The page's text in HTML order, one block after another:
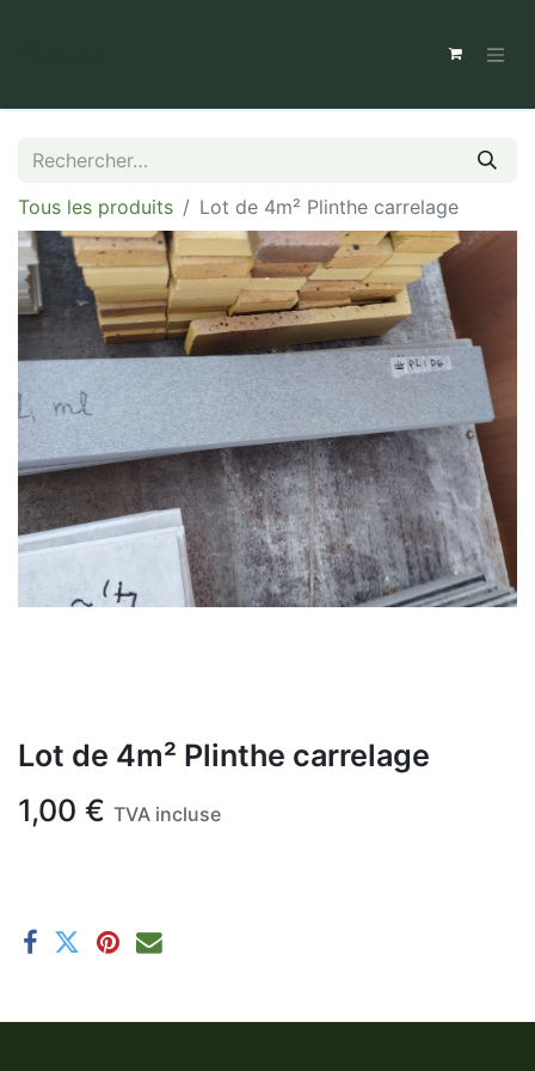
Tous les produits Lot de 4m² Plinthe carrelage
Lot de 4m² Plinthe carrelage
1,00 € TVA incluse